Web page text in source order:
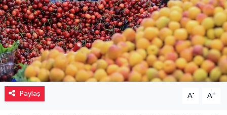
Paylaş A- A+
Piyasa
Resmi İlanlar
Sağlık
Sinemalar